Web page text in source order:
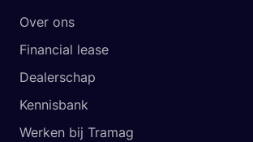
Over ons
Financial lease
Dealerschap
Kennisbank
Werken bij Tramag